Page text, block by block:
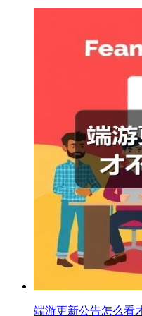
端游更新公告怎么看